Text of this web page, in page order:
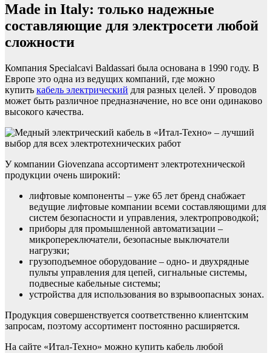
Made in Italy: только надежные
составляющие для электросети любой
сложности
Компания Specialcavi Baldassari была основана в 1990 году. В
Европе это одна из ведущих компаний, где можно
купить кабель электрический для разных целей. У проводов
может быть различное предназначение, но все они одинаково
высокого качества.
У компании Giovenzana ассортимент электротехнической
продукции очень широкий:
лифтовые компоненты – уже 65 лет бренд снабжает
ведущие лифтовые компании всеми составляющими для
систем безопасности и управления, электропроводкой;
приборы для промышленной автоматизации –
микропереключатели, безопасные выключатели
нагрузки;
грузоподъемное оборудование – одно- и двухрядные
пульты управления для цепей, сигнальные системы,
подвесные кабельные системы;
устройства для использования во взрывоопасных зонах.
Продукция совершенствуется соответственно клиентским
запросам, поэтому ассортимент постоянно расширяется.
На сайте «Итал-Техно» можно купить кабель любой